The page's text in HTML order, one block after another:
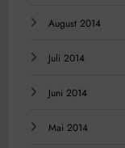
August 2014
Juli 2014
Juni 2014
Mai 2014